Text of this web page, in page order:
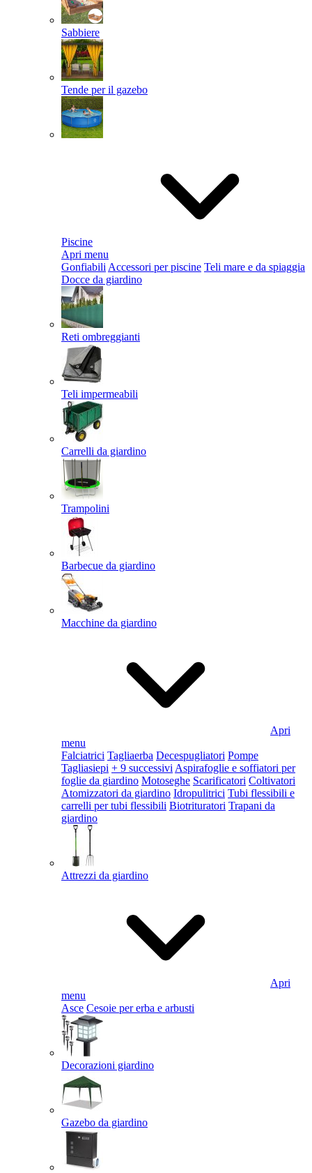
Sabbiere
Tende per il gazebo
Piscine
Apri menu
Gonfiabili Accessori per piscine Teli mare e da spiaggia
Docce da giardino
Reti ombreggianti
Teli impermeabili
Carrelli da giardino
Trampolini
Barbecue da giardino
Macchine da giardino
Apri
menu
Falciatrici Tagliaerba Decespugliatori Pompe
Tagliasiepi + 9 successivi Aspirafoglie e soffiatori per
foglie da giardino Motoseghe Scarificatori Coltivatori
Atomizzatori da giardino Idropulitrici Tubi flessibili e
carrelli per tubi flessibili Biotrituratori Trapani da
giardino
Attrezzi da giardino
Apri
menu
Asce Cesoie per erba e arbusti
Decorazioni giardino
Gazebo da giardino